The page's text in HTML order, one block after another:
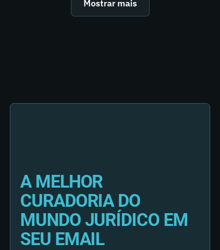
Mostrar mais
A MELHOR
CURADORIA DO
MUNDO JURÍDICO EM
SEU EMAIL